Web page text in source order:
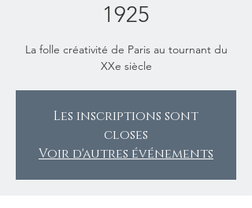
1925
La folle créativité de Paris au tournant du
XXe siècle
Les inscriptions sont
closes
Voir d'autres événements